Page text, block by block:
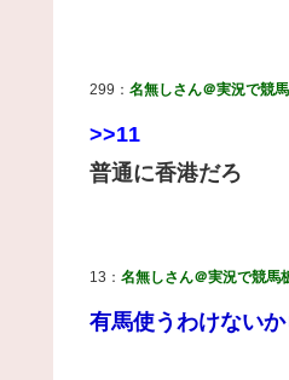
299： 名無しさん＠実況で競
>>11
普通に香港だろ
13： 名無しさん＠実況で競馬
有馬使うわけない